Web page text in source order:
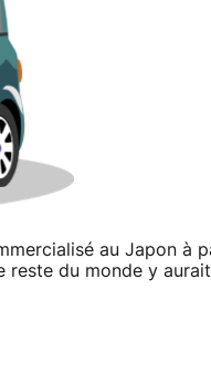
au Japon à
reste du monde y